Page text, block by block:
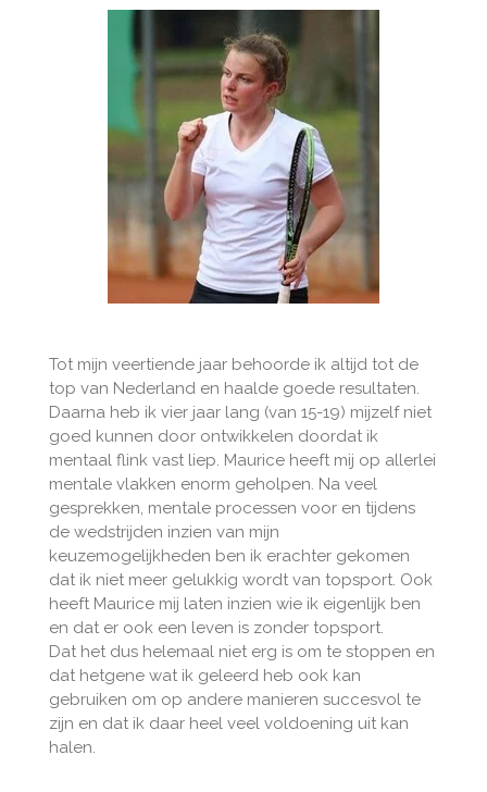
Tot mijn veertiende jaar behoorde ik altijd tot de
top van Nederland en haalde goede resultaten.
Daarna heb ik vier jaar lang (van 15-19) mijzelf niet
goed kunnen door ontwikkelen doordat ik
mentaal flink vast liep. Maurice heeft mij op allerlei
mentale vlakken enorm geholpen. Na veel
gesprekken, mentale processen voor en tijdens
de wedstrijden inzien van mijn
keuzemogelijkheden ben ik erachter gekomen
dat ik niet meer gelukkig wordt van topsport. Ook
heeft Maurice mij laten inzien wie ik eigenlijk ben
en dat er ook een leven is zonder topsport.
Dat het dus helemaal niet erg is om te stoppen en
dat hetgene wat ik geleerd heb ook kan
gebruiken om op andere manieren succesvol te
zijn en dat ik daar heel veel voldoening uit kan
halen.